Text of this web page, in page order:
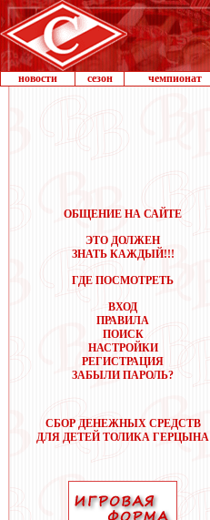
новости сезон чемпионат
ОБЩЕНИЕ НА САЙТЕ
ЭТО ДОЛЖЕН
ЗНАТЬ КАЖДЫЙ!!!
ГДЕ ПОСМОТРЕТЬ
ВХОД
ПРАВИЛА
ПОИСК
НАСТРОЙКИ
РЕГИСТРАЦИЯ
ЗАБЫЛИ ПАРОЛЬ?
СБОР ДЕНЕЖНЫХ СРЕДСТВ
ДЛЯ ДЕТЕЙ ТОЛИКА ГЕРЦЫНА